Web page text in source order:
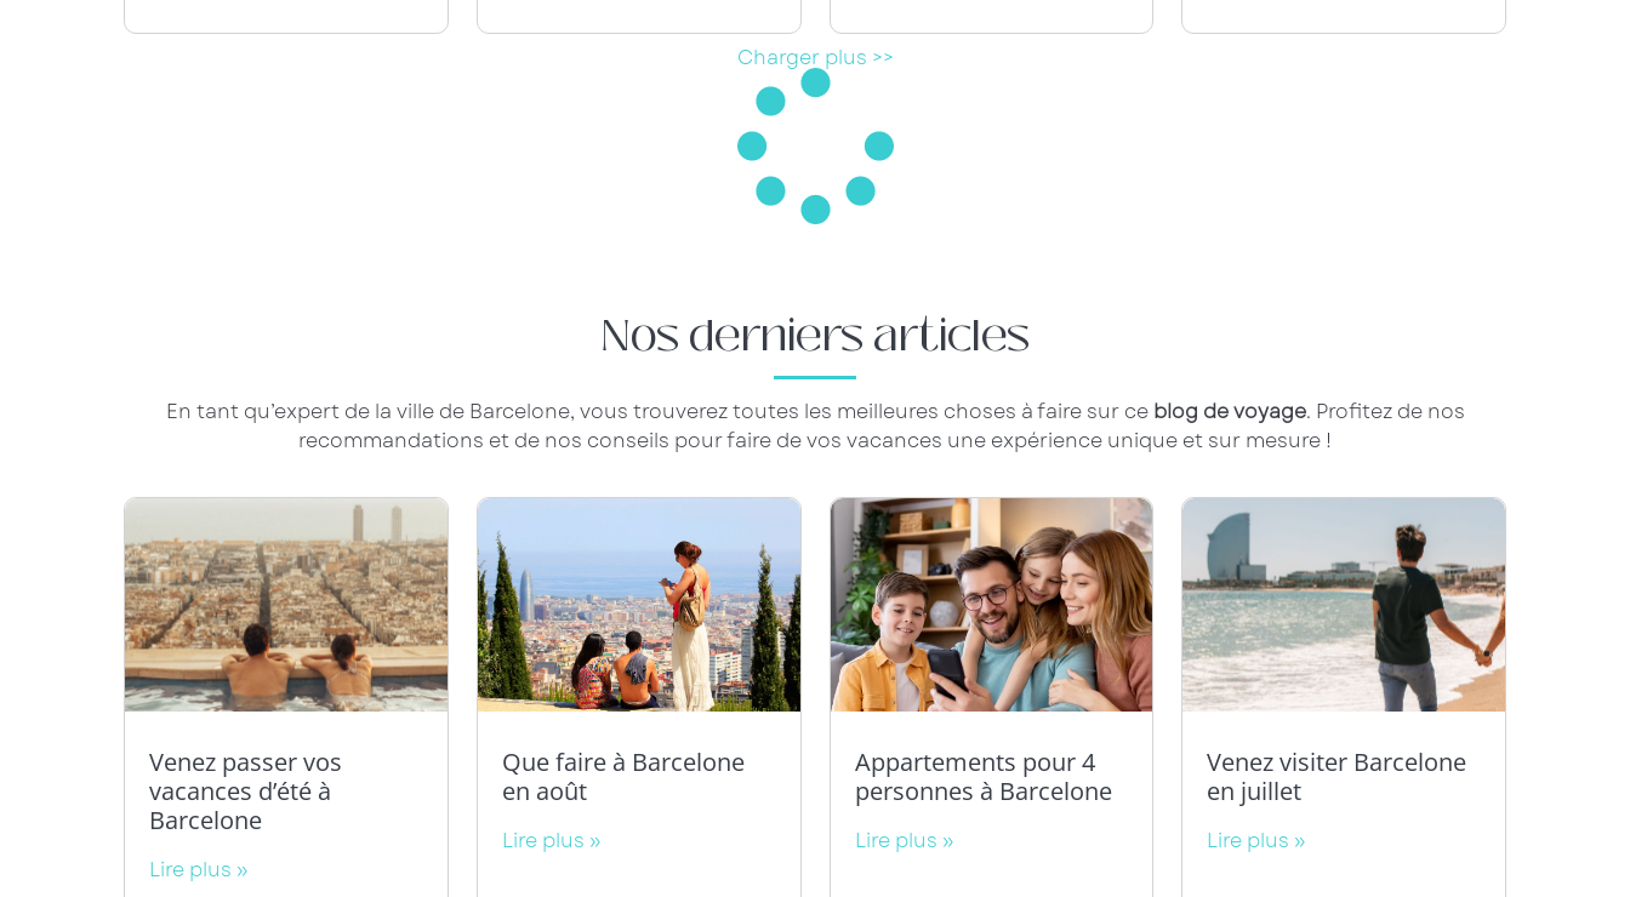
Charger plus >>
Nos derniers articles
En tant qu’expert de la ville de Barcelone, vous trouverez toutes les meilleures choses à faire sur ce blog de voyage. Profitez de nos
recommandations et de nos conseils pour faire de vos vacances une expérience unique et sur mesure !
Venez passer vos
vacances d’été à
Barcelone
Lire plus »
Que faire à Barcelone
en août
Lire plus »
Appartements pour 4
personnes à Barcelone
Lire plus »
Venez visiter Barcelone
en juillet
Lire plus »